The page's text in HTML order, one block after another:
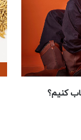
کنیم؟